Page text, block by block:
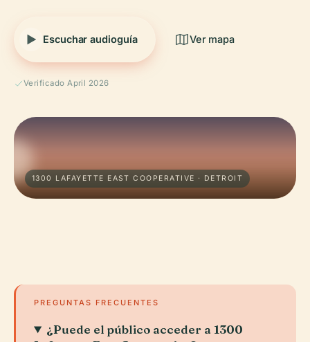
Escuchar audioguía Ver mapa
Verificado April 2026
1300 LAFAYETTE EAST COOPERATIVE · DETROIT
PREGUNTAS FRECUENTES
¿Puede el público acceder a 1300